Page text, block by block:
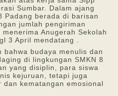
Sumbar. Dalam ajang
Padang berada di barisan
jumlah pengiriman
Anugerah Sekolah
3 April mendatang .
bahwa budaya menulis dan
di lingkungan SMKN 8
yang disiplin, para siswa
kejuruan, tetapi juga
kematangan emosional